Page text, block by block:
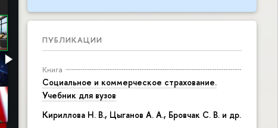
ПУБЛИКАЦИИ
Книга
Социальное и коммерческое страхование.
Учебник для вузов
Кириллова Н. В., Цыганов А. А., Бровчак С. В. и др.